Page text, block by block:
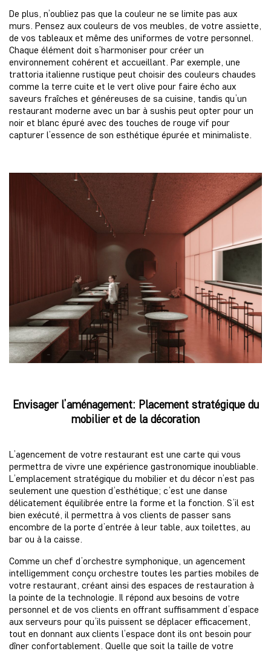
De plus, n’oubliez pas que la couleur ne se limite pas aux
murs. Pensez aux couleurs de vos meubles, de votre assiette,
de vos tableaux et même des uniformes de votre personnel.
Chaque élément doit s’harmoniser pour créer un
environnement cohérent et accueillant. Par exemple, une
trattoria italienne rustique peut choisir des couleurs chaudes
comme la terre cuite et le vert olive pour faire écho aux
saveurs fraîches et généreuses de sa cuisine, tandis qu’un
restaurant moderne avec un bar à sushis peut opter pour un
noir et blanc épuré avec des touches de rouge vif pour
capturer l’essence de son esthétique épurée et minimaliste.
Envisager l’aménagement: Placement stratégique du
mobilier et de la décoration
L’agencement de votre restaurant est une carte qui vous
permettra de vivre une expérience gastronomique inoubliable.
L’emplacement stratégique du mobilier et du décor n’est pas
seulement une question d’esthétique; c’est une danse
délicatement équilibrée entre la forme et la fonction. S’il est
bien exécuté, il permettra à vos clients de passer sans
encombre de la porte d’entrée à leur table, aux toilettes, au
bar ou à la caisse.
Comme un chef d’orchestre symphonique, un agencement
intelligemment conçu orchestre toutes les parties mobiles de
votre restaurant, créant ainsi des espaces de restauration à
la pointe de la technologie. Il répond aux besoins de votre
personnel et de vos clients en offrant suffisamment d’espace
aux serveurs pour qu’ils puissent se déplacer efficacement,
tout en donnant aux clients l’espace dont ils ont besoin pour
dîner confortablement. Quelle que soit la taille de votre